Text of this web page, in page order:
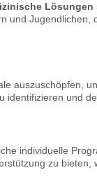
und
auszuschöpfen,
und
individuelle
zu bieten,